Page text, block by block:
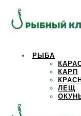
РЫБА
КАРП
ЛЕЩ